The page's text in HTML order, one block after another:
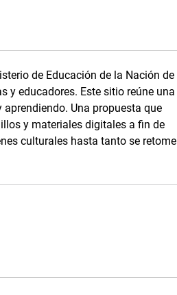
de Educación de la Nación de
y educadores. Este sitio reúne una
Una propuesta que
y materiales digitales a fin de
culturales hasta tanto se retome